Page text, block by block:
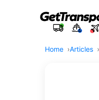
Home Articles